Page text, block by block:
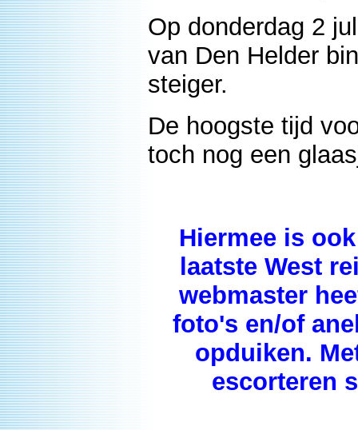
Op donderdag 2
van Den Helder
steiger.
De hoogste tijd
toch nog een
Hiermee is
laatste West
webmaster
foto's en/of
opduiken.
escorteren